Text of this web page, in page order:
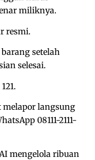
miliknya.
resmi.
setelah
selesai.
melapor langsung
08111-2111-
mengelola ribuan